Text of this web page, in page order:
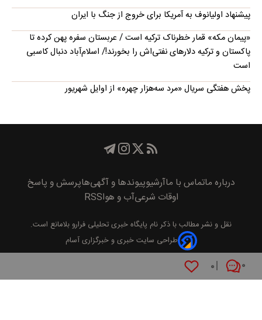
۰ ۰
پیشنهاد اولیانوف به آمریکا برای خروج از جنگ با ایران
«پیمان مکه» قمار خطرناک ترکیه است / عربستان سفره پهن کرده تا
پاکستان و ترکیه دلارهای نفتی‌اش را بخورند!/ اسلام‌آباد دنبال کاسبی
است
پخش هفتگی سریال «مرد سه‌هزار چهره» از اوایل شهریور
درباره ماتماس با ماآرشیوپیوند‌ها و آگهی‌هاپرسش و پاسخ
اوقات شرعیآب و هواRSS
نقل و نشر مطالب با ذکر نام پايگاه خبری تحليلی فرارو بلامانع است.
طراحی سایت خبری و خبرگزاری آسام